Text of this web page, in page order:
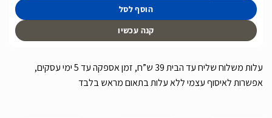
הוסף לסל
קנה עכשיו
עלות משלוח שליח עד הבית 39 ש”ח, זמן אספקה עד 5 ימי עסקים,
אפשרות לאיסוף עצמי ללא עלות בתאום מראש בלבד